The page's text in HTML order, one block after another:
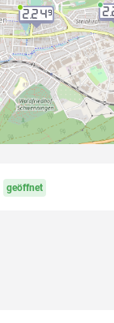
2.249
geöffnet